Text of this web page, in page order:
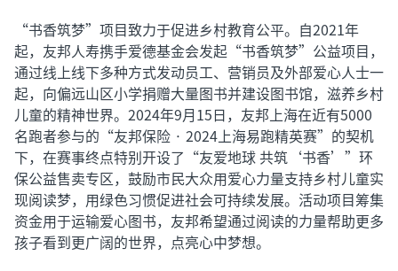
“书香筑梦”项目致力于促进乡村教育公平。自2021年
起，友邦人寿携手爱德基金会发起“书香筑梦”公益项目，
通过线上线下多种方式发动员工、营销员及外部爱心人士一
起，向偏远山区小学捐赠大量图书并建设图书馆，滋养乡村
儿童的精神世界。2024年9月15日，友邦上海在近有5000
名跑者参与的“友邦保险 · 2024上海易跑精英赛”的契机
下，在赛事终点特别开设了“友爱地球 共筑‘书香’”环
保公益售卖专区，鼓励市民大众用爱心力量支持乡村儿童实
现阅读梦，用绿色习惯促进社会可持续发展。活动项目筹集
资金用于运输爱心图书，友邦希望通过阅读的力量帮助更多
孩子看到更广阔的世界，点亮心中梦想。